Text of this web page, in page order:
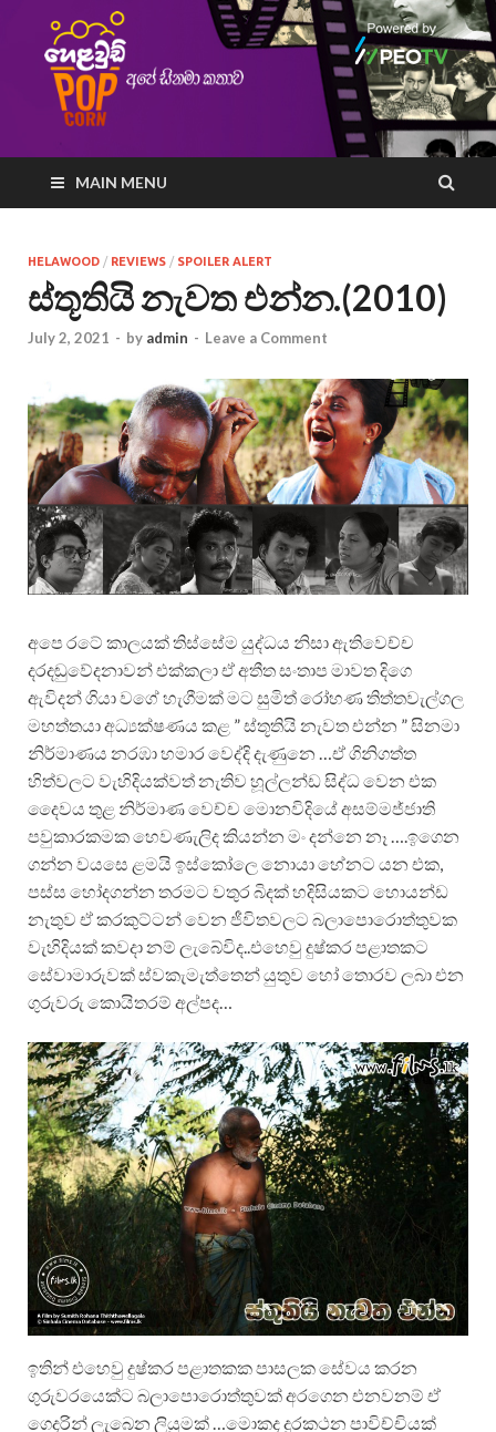
MAIN MENU
HELAWOOD / REVIEWS / SPOILER ALERT
ස්තූතියි නැවත එන්න.(2010)
July 2, 2021 - by admin - Leave a Comment
අපෙ රටේ කාලයක් තිස්සේම යුද්ධය නිසා ඇතිවෙච්ච
දරදඬුවේදනාවන් එක්කලා ඒ අතීත සංතාප මාවත දිගෙ
ඇවිදන් ගියා වගේ හැගීමක් මට සුමිත් රෝහණ තිත්තවැල්ගල
මහත්තයා අධ්‍යක්ෂණය කළ ” ස්තූතියි නැවත එන්න ” සිනමා
නිර්මාණය නරඹා හමාර වෙද්දි දැණුනෙ …ඒ ගිනිගත්ත
හිත්වලට වැහිදියක්වත් නැතිව හූල්ලන්ඩ සිද්ධ වෙන එක
දෛවය තුළ නිර්මාණ වෙච්ච මොනවිදියේ අසම්මජ්ජාති
පවුකාරකමක හෙවණැලිද කියන්න මං දන්නෙ නෑ ….ඉගෙන
ගන්න වයසෙ ළමයි ඉස්කෝලෙ නොයා හේනට යන එක,
පස්ස හෝදගන්න තරමට වතුර බිදක් හදිසියකට හොයන්ඩ
නැතුව ඒ කරකුට්ටන් වෙන ජීවිතවලට බලාපොරොත්තුවක
වැහිදියක් කවදා නම් ලැබේවිද..එහෙවු දුෂ්කර පළාතකට
සේවාමාරුවක් ස්වකැමැත්තෙන් යුතුව හෝ තොරව ලබා එන
ගුරුවරු කොයිතරම් අල්පද…
ඉතින් එහෙවු දුෂ්කර පළාතකක පාසලක සේවය කරන
ගුරුවරයෙක්ට බලාපොරොත්තුවක් අරගෙන එනවනම් ඒ
ගෙදරින් ලැබෙන ලියුමක් …මොකද දුරකථන පාවිච්චියක්